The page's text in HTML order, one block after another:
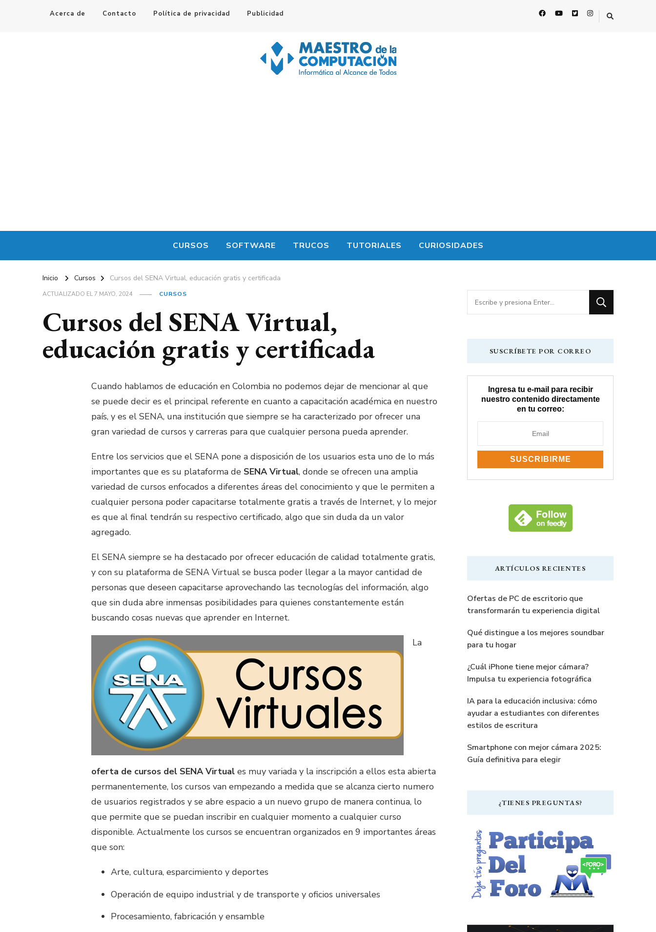
Acerca de Contacto Política de privacidad Publicidad
CURSOS SOFTWARE TRUCOS TUTORIALES CURIOSIDADES
Inicio Cursos Cursos del SENA Virtual, educación gratis y certificada
ACTUALIZADO EL7 MAYO, 2024 CURSOS
Cursos del SENA Virtual,
educación gratis y certificada
Cuando hablamos de educación en Colombia no podemos dejar de mencionar al que
se puede decir es el principal referente en cuanto a capacitación académica en nuestro
país, y es el SENA, una institución que siempre se ha caracterizado por ofrecer una
gran variedad de cursos y carreras para que cualquier persona pueda aprender.
Entre los servicios que el SENA pone a disposición de los usuarios esta uno de lo más
importantes que es su plataforma de SENA Virtual, donde se ofrecen una amplia
variedad de cursos enfocados a diferentes áreas del conocimiento y que le permiten a
cualquier persona poder capacitarse totalmente gratis a través de Internet, y lo mejor
es que al final tendrán su respectivo certificado, algo que sin duda da un valor
agregado.
El SENA siempre se ha destacado por ofrecer educación de calidad totalmente gratis,
y con su plataforma de SENA Virtual se busca poder llegar a la mayor cantidad de
personas que deseen capacitarse aprovechando las tecnologías del información, algo
que sin duda abre inmensas posibilidades para quienes constantemente están
buscando cosas nuevas que aprender en Internet.
La
oferta de cursos del SENA Virtual es muy variada y la inscripción a ellos esta abierta
permanentemente, los cursos van empezando a medida que se alcanza cierto numero
de usuarios registrados y se abre espacio a un nuevo grupo de manera continua, lo
que permite que se puedan inscribir en cualquier momento a cualquier curso
disponible. Actualmente los cursos se encuentran organizados en 9 importantes áreas
que son:
Arte, cultura, esparcimiento y deportes
Operación de equipo industrial y de transporte y oficios universales
Procesamiento, fabricación y ensamble
¿Buscas
algo?
SUSCRÍBETE POR CORREO
Ingresa tu e-mail para recibir
nuestro contenido directamente
en tu correo:
ARTÍCULOS RECIENTES
Ofertas de PC de escritorio que
transformarán tu experiencia digital
Qué distingue a los mejores soundbar
para tu hogar
¿Cuál iPhone tiene mejor cámara?
Impulsa tu experiencia fotográfica
IA para la educación inclusiva: cómo
ayudar a estudiantes con diferentes
estilos de escritura
Smartphone con mejor cámara 2025:
Guía definitiva para elegir
¿TIENES PREGUNTAS?